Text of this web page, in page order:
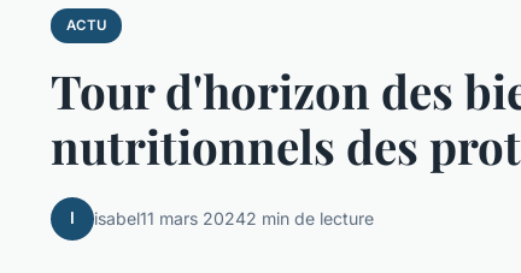
ACTU
Tour d'horizon des
nutritionnels des
I isabel11 mars 20242 min de lecture